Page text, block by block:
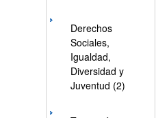
Derechos
Sociales,
Igualdad,
Diversidad y
Juventud (2)